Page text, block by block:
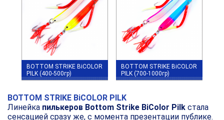
BOTTOM STRIKE BiCOLOR
PILK (400-500гр)
BOTTOM STRIKE BiCOLOR
PILK (700-1000гр)
BOTTOM STRIKE BiCOLOR PILK
Линейка пилькеров Bottom Strike BiColor Pilk стала
сенсацией сразу же, с момента презентации публике.